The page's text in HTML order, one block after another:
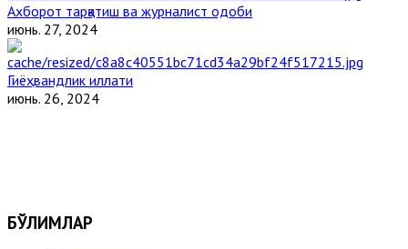
Ахборот тарқатиш ва журналист одоби
июнь. 27, 2024
Гиёҳвандлик иллати
июнь. 26, 2024
БЎЛИМЛАР